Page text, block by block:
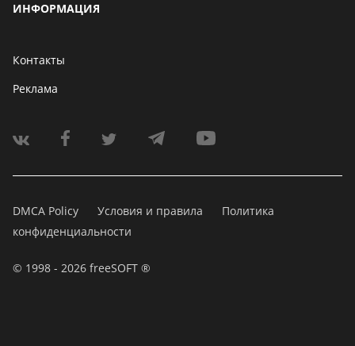
ИНФОРМАЦИЯ
Контакты
Реклама
DMCA Policy Условия и правила
Политика
конфиденциальности
© 1998 - 2026 freeSOFT ®